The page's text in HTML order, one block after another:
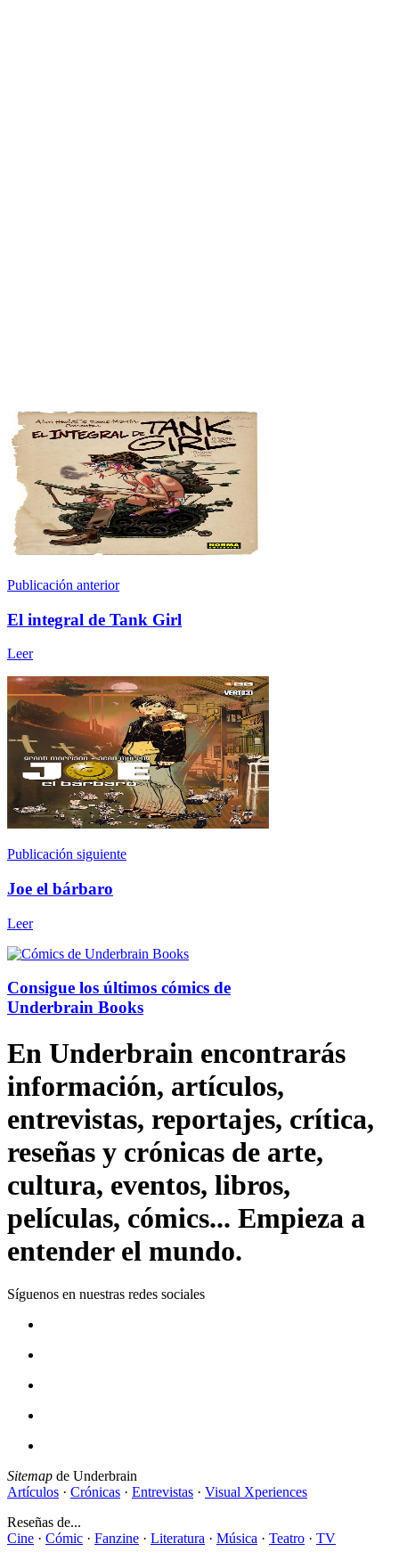
Publicación anterior
El integral de Tank Girl
Leer
Publicación siguiente
Joe el bárbaro
Leer
Consigue los últimos cómics de
Underbrain Books
En Underbrain encontrarás
información, artículos,
entrevistas, reportajes, crítica,
reseñas y crónicas de arte,
cultura, eventos, libros,
películas, cómics... Empieza a
entender el mundo.
Síguenos en nuestras redes sociales
Sitemap de Underbrain
Artículos · Crónicas · Entrevistas · Visual Xperiences
Reseñas de...
Cine · Cómic · Fanzine · Literatura · Música · Teatro · TV